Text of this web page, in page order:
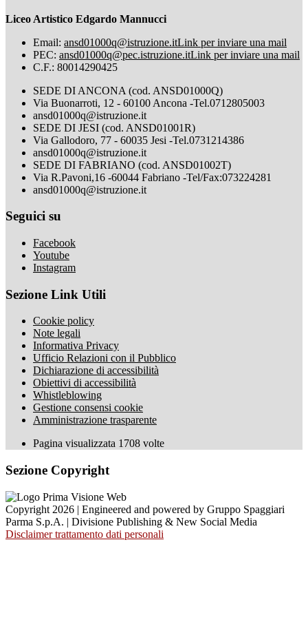
Liceo Artistico Edgardo Mannucci
Email: ansd01000q@istruzione.itLink per inviare una mail
PEC: ansd01000q@pec.istruzione.itLink per inviare una mail
C.F.: 80014290425
SEDE DI ANCONA (cod. ANSD01000Q)
Via Buonarroti, 12 - 60100 Ancona -Tel.0712805003
ansd01000q@istruzione.it
SEDE DI JESI (cod. ANSD01001R)
Via Gallodoro, 77 - 60035 Jesi -Tel.0731214386
ansd01000q@istruzione.it
SEDE DI FABRIANO (cod. ANSD01002T)
Via R.Pavoni,16 -60044 Fabriano -Tel/Fax:073224281
ansd01000q@istruzione.it
Seguici su
Facebook
Youtube
Instagram
Sezione Link Utili
Cookie policy
Note legali
Informativa Privacy
Ufficio Relazioni con il Pubblico
Dichiarazione di accessibilità
Obiettivi di accessibilità
Whistleblowing
Gestione consensi cookie
Amministrazione trasparente
Pagina visualizzata 1708 volte
Sezione Copyright
Copyright 2026 | Engineered and powered by Gruppo Spaggiari
Parma S.p.A. | Divisione Publishing & New Social Media
Disclaimer trattamento dati personali